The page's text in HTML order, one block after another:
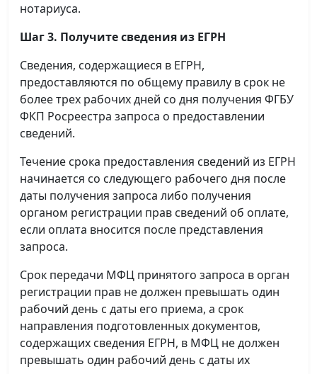
нотариуса.
Шаг 3. Получите сведения из ЕГРН
Сведения, содержащиеся в ЕГРН,
предоставляются по общему правилу в срок не
более трех рабочих дней со дня получения ФГБУ
ФКП Росреестра запроса о предоставлении
сведений.
Течение срока предоставления сведений из ЕГРН
начинается со следующего рабочего дня после
даты получения запроса либо получения
органом регистрации прав сведений об оплате,
если оплата вносится после представления
запроса.
Срок передачи МФЦ принятого запроса в орган
регистрации прав не должен превышать один
рабочий день с даты его приема, а срок
направления подготовленных документов,
содержащих сведения ЕГРН, в МФЦ не должен
превышать один рабочий день с даты их